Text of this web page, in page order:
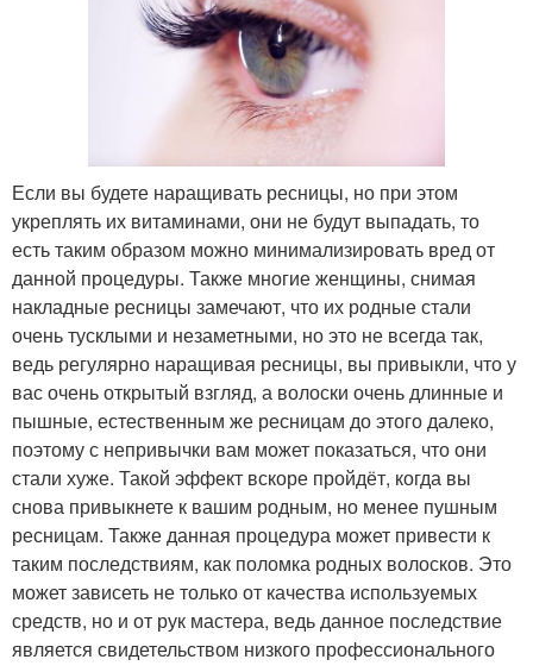
Если вы будете наращивать ресницы, но при этом
укреплять их витаминами, они не будут выпадать, то
есть таким образом можно минимализировать вред от
данной процедуры. Также многие женщины, снимая
накладные ресницы замечают, что их родные стали
очень тусклыми и незаметными, но это не всегда так,
ведь регулярно наращивая ресницы, вы привыкли, что у
вас очень открытый взгляд, а волоски очень длинные и
пышные, естественным же ресницам до этого далеко,
поэтому с непривычки вам может показаться, что они
стали хуже. Такой эффект вскоре пройдёт, когда вы
снова привыкнете к вашим родным, но менее пушным
ресницам. Также данная процедура может привести к
таким последствиям, как поломка родных волосков. Это
может зависеть не только от качества используемых
средств, но и от рук мастера, ведь данное последствие
является свидетельством низкого профессионального